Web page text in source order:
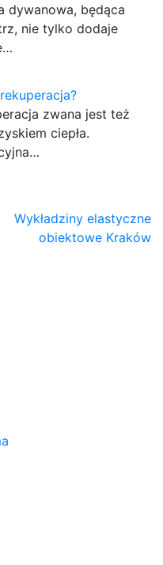
dywanowa, będąca
nie tylko dodaje
zwana jest też
ciepła.
Wykładziny elastyczne
obiektowe Kraków